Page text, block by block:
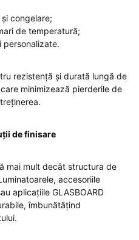
congelare;
de temperatură;
personalizate.
rezistență și durată lungă de
minimizează pierderile de
de finisare
mai mult decât structura de
accesoriile
aplicațiile GLASBOARD
îmbunătățind